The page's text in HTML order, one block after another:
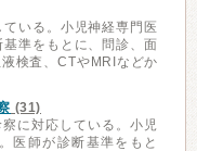
いる。小児神経専門医
準をもとに、問診、面
検査、CTやMRIなどか
(31)
に対応している。小児
医師が診断基準をもと